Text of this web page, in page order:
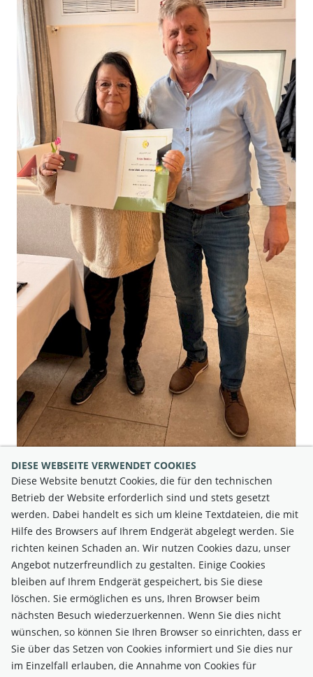
Sonja Dinböck
DIESE WEBSEITE VERWENDET COOKIES
Diese Website benutzt Cookies, die für den technischen
Betrieb der Website erforderlich sind und stets gesetzt
werden. Dabei handelt es sich um kleine Textdateien, die mit
Hilfe des Browsers auf Ihrem Endgerät abgelegt werden. Sie
richten keinen Schaden an. Wir nutzen Cookies dazu, unser
Angebot nutzerfreundlich zu gestalten. Einige Cookies
bleiben auf Ihrem Endgerät gespeichert, bis Sie diese
löschen. Sie ermöglichen es uns, Ihren Browser beim
nächsten Besuch wiederzuerkennen. Wenn Sie dies nicht
wünschen, so können Sie Ihren Browser so einrichten, dass er
Sie über das Setzen von Cookies informiert und Sie dies nur
im Einzelfall erlauben, die Annahme von Cookies für